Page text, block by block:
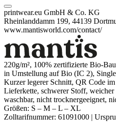
printwear.eu GmbH & Co. KG
Rheinlanddamm 199, 44139
www.mantisworld.com/contact/
220g/m², 100% zertifizierte Bio-
in Umstellung auf Bio (IC 2),
Kurzer legerer Schnitt, QR Code
Lieferkette, schwerer Stoff,
waschbar, nicht trocknergeeignet,
Größen: S – M – L – XL
Zolltarifnummer: 61091000 |